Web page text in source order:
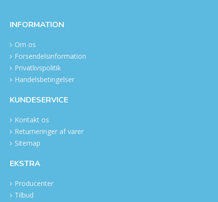
INFORMATION
Om os
Forsendelsinformation
Privatlivspolitik
Handelsbetingelser
KUNDESERVICE
Kontakt os
Returneringer af varer
Sitemap
EKSTRA
Producenter
Tilbud